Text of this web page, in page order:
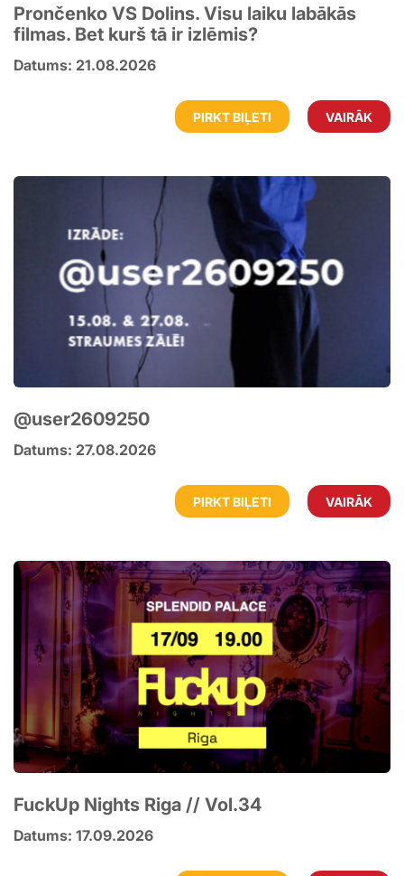
Prončenko VS Dolins. Visu laiku labākās
filmas. Bet kurš tā ir izlēmis?
Datums: 21.08.2026
PIRKT BIĻETI VAIRĀK
@user2609250
Datums: 27.08.2026
PIRKT BIĻETI VAIRĀK
FuckUp Nights Riga // Vol.34
Datums: 17.09.2026